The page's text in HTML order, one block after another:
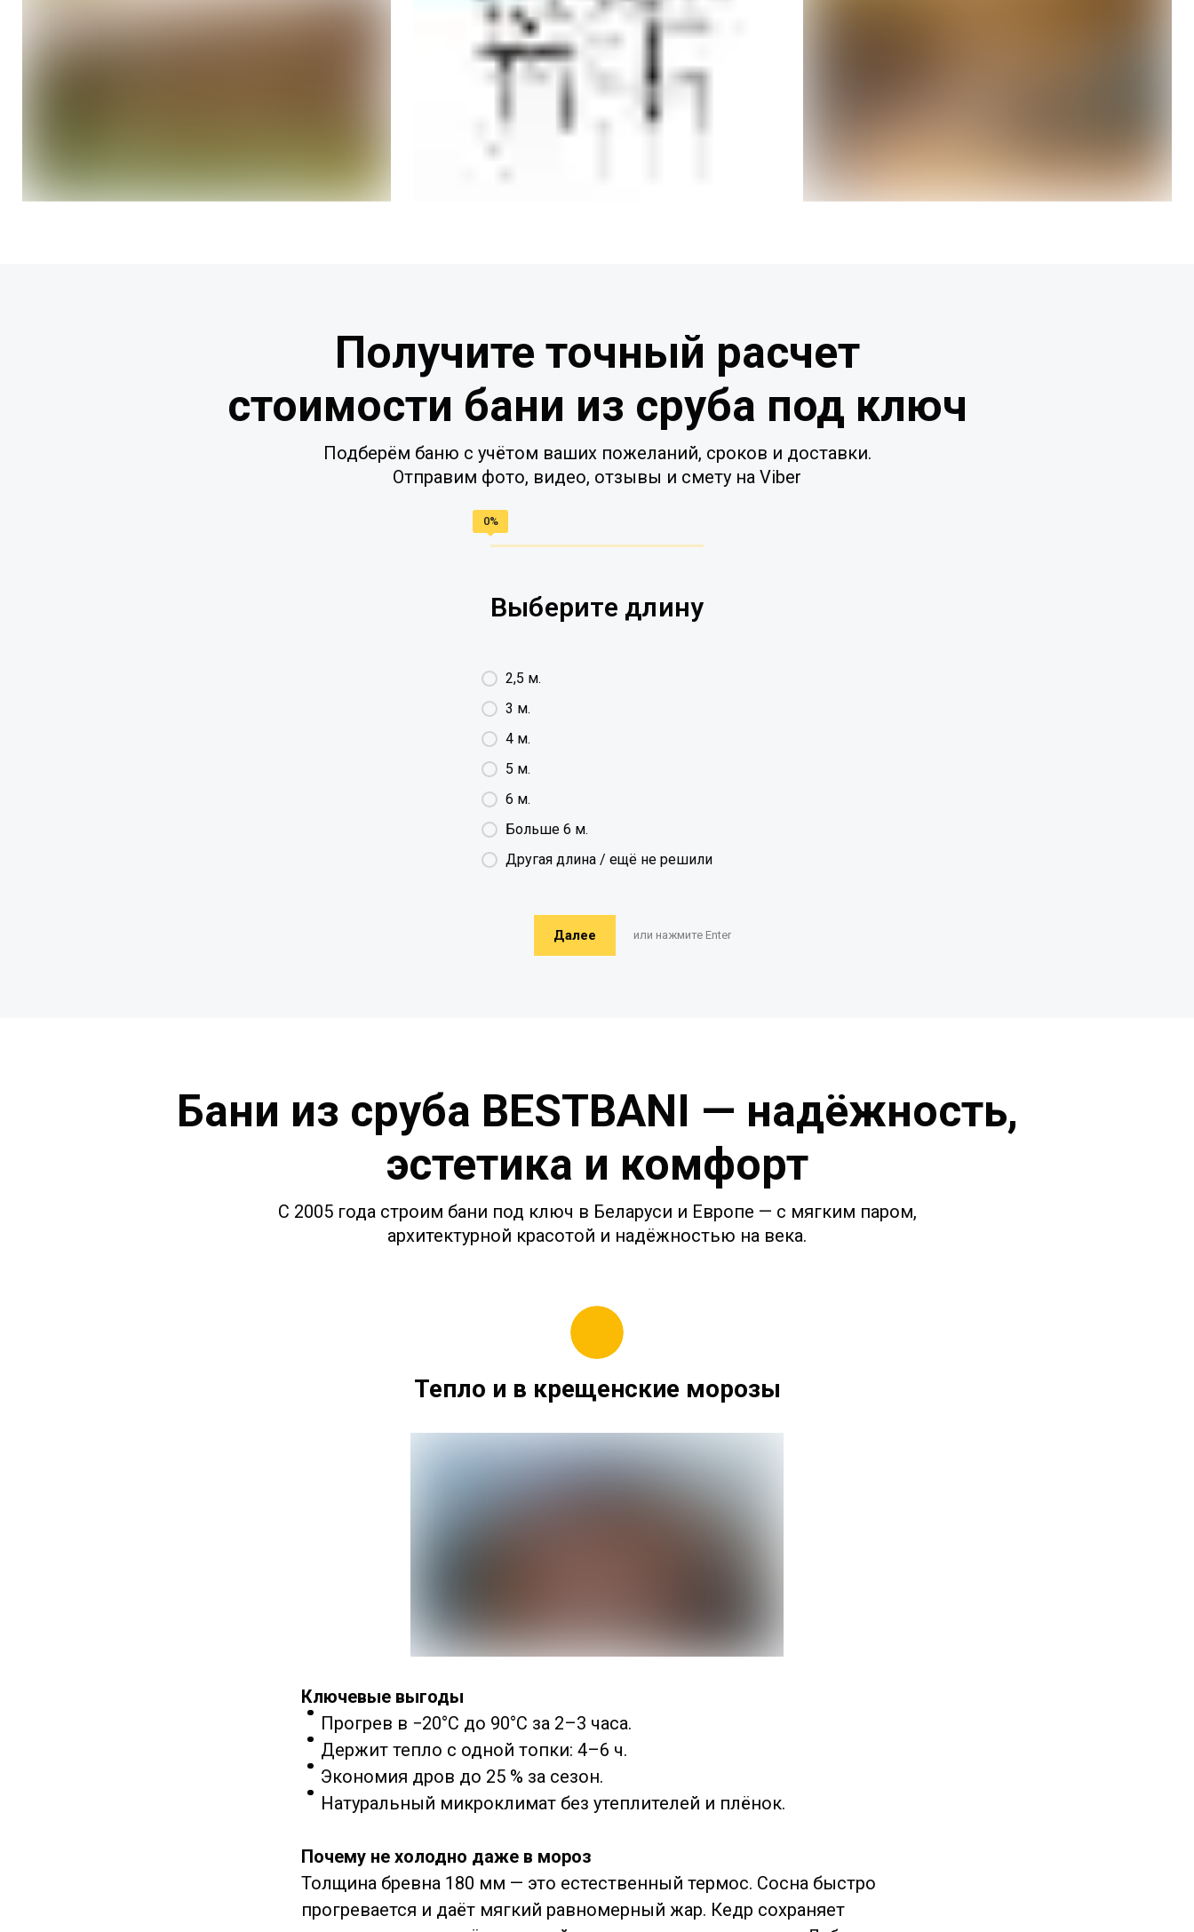
Подберём баню с учётом ваших пожеланий, сроков и доставки.
Отправим фото, видео, отзывы и смету на Viber
Получите точный расчет
стоимости бани из сруба под ключ
Выберите длину
2,5 м.
3 м.
4 м.
5 м.
6 м.
Больше 6 м.
Другая длина / ещё не решили
Далее или нажмите Enter
Бани из сруба BESTBANI — надёжность,
эстетика и комфорт
С 2005 года строим бани под ключ в Беларуси и Европе — с мягким паром,
архитектурной красотой и надёжностью на века.
Тепло и в крещенские морозы
Ключевые выгоды
Прогрев в −20°C до 90°C за 2–3 часа.
Держит тепло с одной топки: 4–6 ч.
Экономия дров до 25 % за сезон.
Натуральный микроклимат без утеплителей и плёнок.
Почему не холодно даже в мороз
Толщина бревна 180 мм — это естественный термос. Сосна быстро
прогревается и даёт мягкий равномерный жар. Кедр сохраняет